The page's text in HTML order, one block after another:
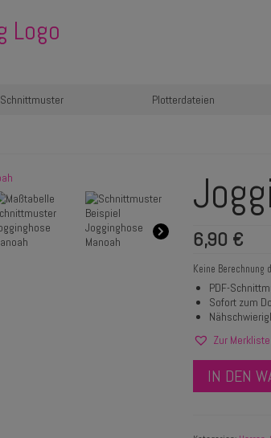
Schnittmuster Plotterdateien
6,90 €
Keine
PDF-
Sofort zum
Zur
IN DEN